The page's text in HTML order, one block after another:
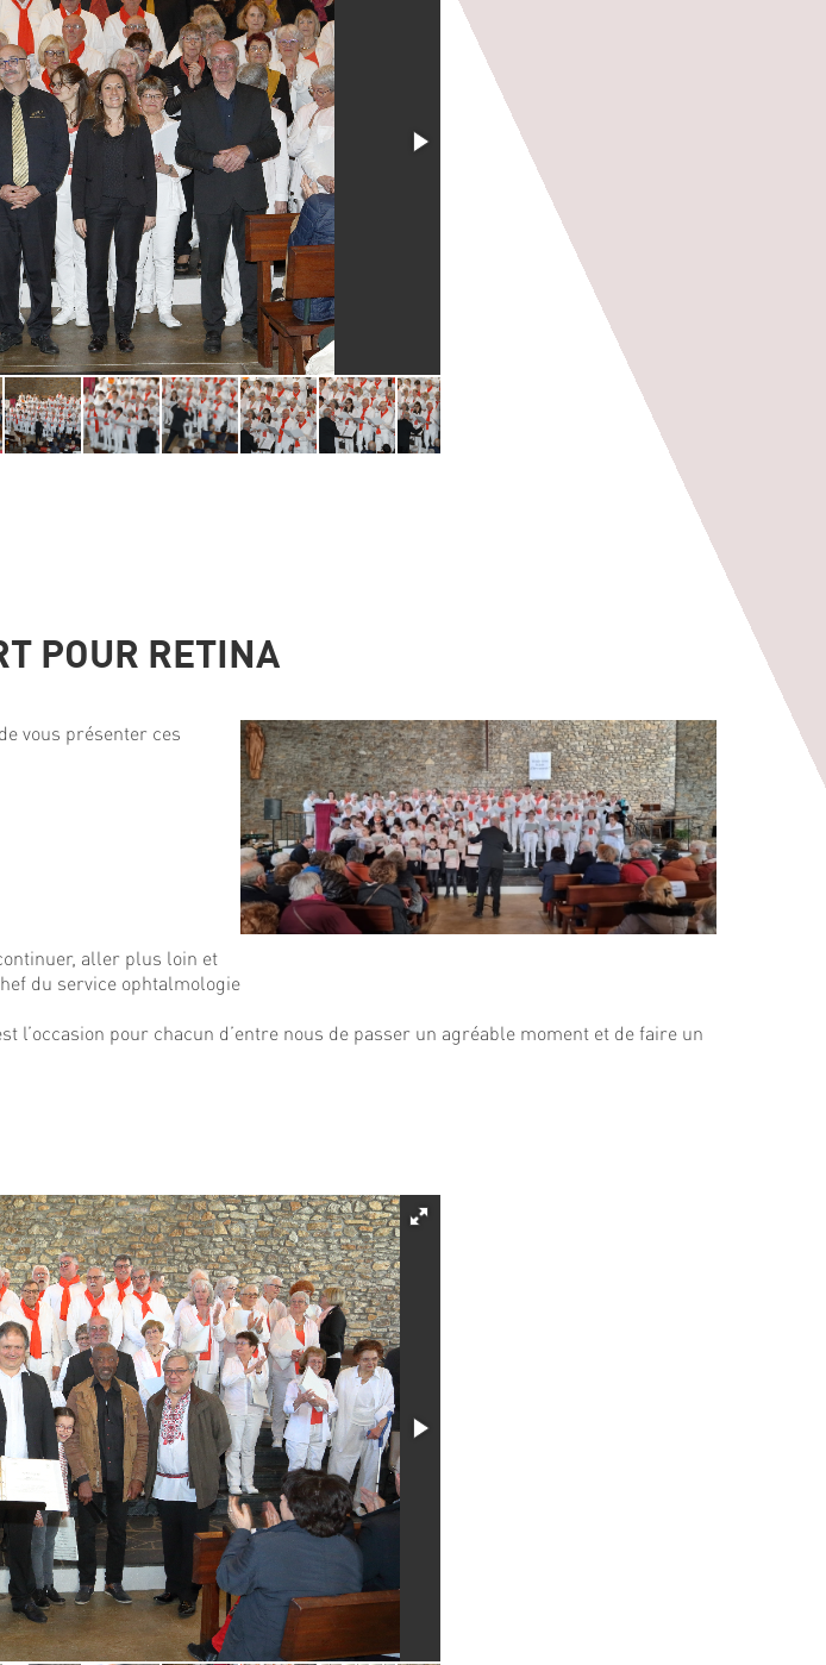
POUR RETINA
vous présenter ces
aller plus loin et
du service ophtalmologie
pour chacun d’entre nous de passer un agréable moment et de faire un